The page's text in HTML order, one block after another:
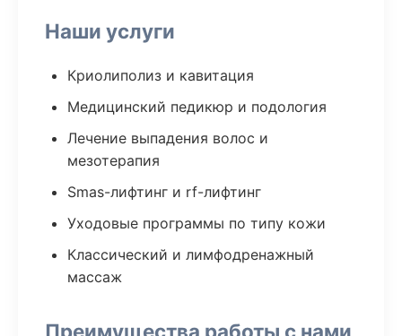
Наши услуги
Криолиполиз и кавитация
Медицинский педикюр и подология
Лечение выпадения волос и
мезотерапия
Smas-лифтинг и rf-лифтинг
Уходовые программы по типу кожи
Классический и лимфодренажный
массаж
Преимущества работы с нами